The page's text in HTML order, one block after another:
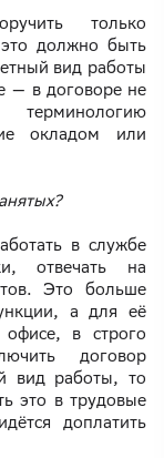
только
должно быть
вид работы
— в договоре не
окладом или
в службе
отвечать на
Это больше
а для её
в строго
договор
вид работы, то
это в трудовые
доплатить